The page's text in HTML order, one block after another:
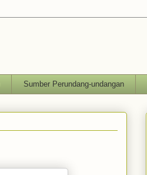
Sumber Perundang-undangan